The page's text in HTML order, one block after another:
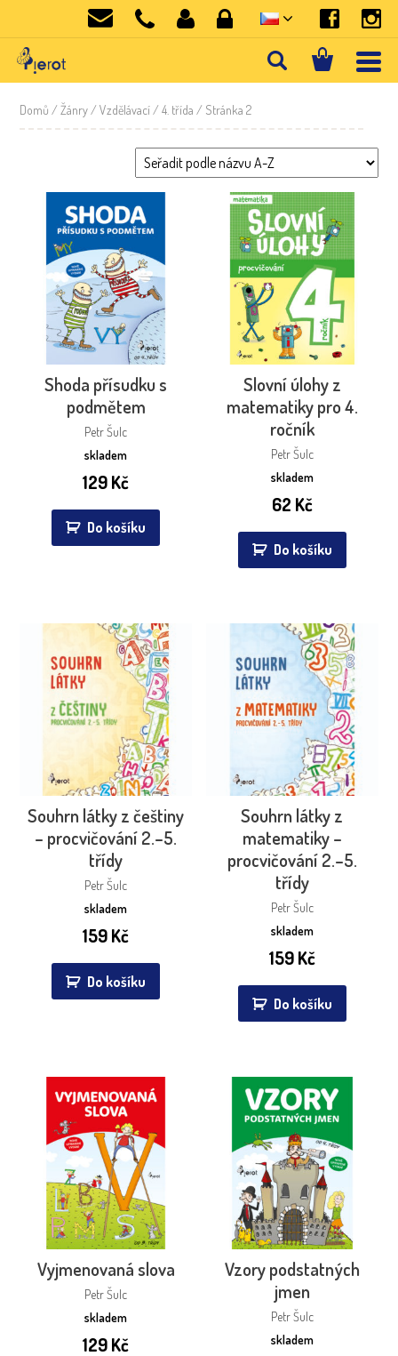
Domů / Žánry /Vzdělávací /4. třída / Stránka 2
Shoda přísudku s
podmětem
Petr Šulc
skladem
129Kč
Do košíku
Slovní úlohy z
matematiky pro 4.
ročník
Petr Šulc
skladem
62 Kč
Do košíku
Souhrn látky z češtiny
– procvičování 2.–5.
třídy
Petr Šulc
skladem
159Kč
Do košíku
Souhrn látky z
matematiky –
procvičování 2.–5.
třídy
Petr Šulc
skladem
159Kč
Do košíku
Vyjmenovaná slova
Petr Šulc
skladem
129Kč
Vzory podstatných
jmen
Petr Šulc
skladem